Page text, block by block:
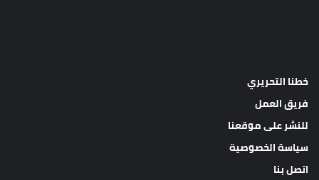
خطنا التحريري
فريق العمل
للنشر على موقعنا
سياسة الخصوصية
اتصل بنا